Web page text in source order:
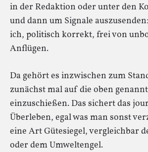
in der Redaktion oder unter den
und dann um Signale
ich, politisch korrekt, frei von
Anflügen.
Da gehört es inzwischen zum
zunächst mal auf die oben
einzuschießen. Das sichert das
Überleben, egal was man sonst
eine Art Gütesiegel, vergleichbar
oder dem Umweltengel.